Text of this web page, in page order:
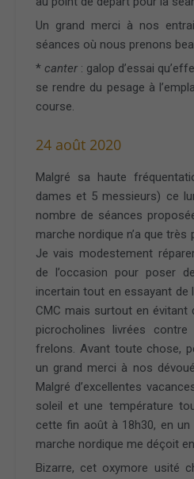
Un grand merci à nos
séances où nous prenons
* canter: galop d’essai
se rendre du pesage à
course.
24 août 2020
Malgré sa haute
dames et 5 messieurs) ce
nombre de séances
marche nordique n’a que très
Je vais modestement
de l’occasion pour poser
incertain tout en essayant de
CMC mais surtout en évitant
picrocholines livrées
frelons. Avant toute chose,
un grand merci à nos
Malgré d’excellentes
soleil et une température
cette fin août à 18h30, en
marche nordique me déçoit
Bizarre, cet oxymore usité